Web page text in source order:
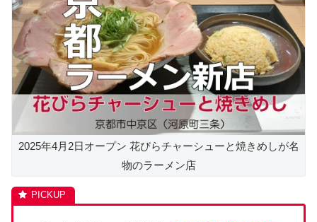
2025年4月2日オープン 花びらチャーシューと焼きめしが名
物のラーメン店